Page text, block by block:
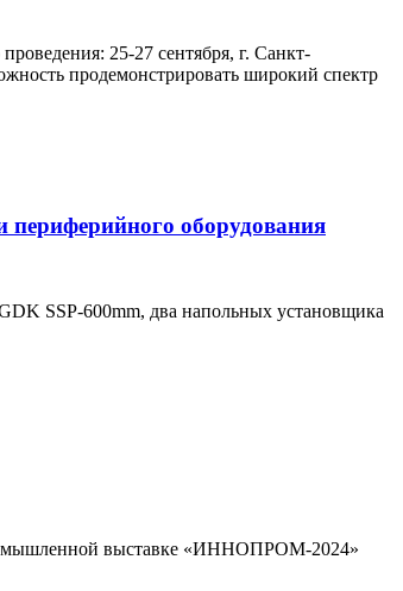
25-27 сентября, г. Санкт-
продемонстрировать широкий спектр
периферийного оборудования
SSP-600mm, два напольных установщика
выставке «ИННОПРОМ-2024»